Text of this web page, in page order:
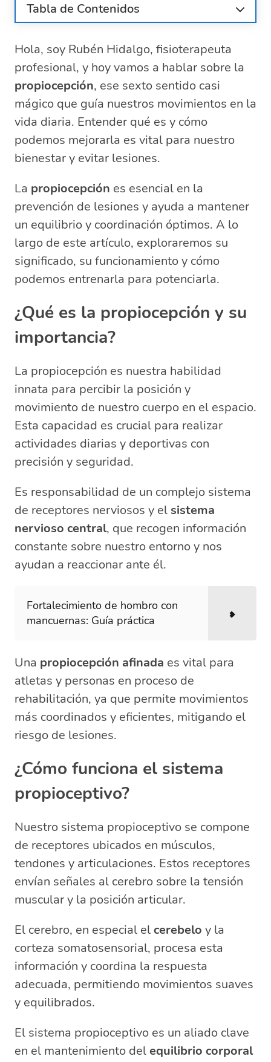
Tabla de Contenidos
importancia?
¿Cómo funciona el sistema propioceptivo?
Ejercicios para mejorar la propiocepción
¿Por qué es clave la propiocepción en la
fisioterapia?
Consecuencias de una propiocepción
deficiente
Herramientas y técnicas para el
Preguntas relacionadas sobre la
propiocepción y su impacto en la salud
¿Qué es propiocepción y ejemplos?
¿Cómo se trabaja la propiocepción?
¿Quién controla la propiocepción?
¿Qué parte del cerebro se encarga
de la propiocepción?
Hola, soy Rubén Hidalgo, fisioterapeuta
profesional, y hoy vamos a hablar sobre la
propiocepción, ese sexto sentido casi
mágico que guía nuestros movimientos en la
vida diaria. Entender qué es y cómo
podemos mejorarla es vital para nuestro
bienestar y evitar lesiones.
La propiocepción es esencial en la
prevención de lesiones y ayuda a mantener
un equilibrio y coordinación óptimos. A lo
largo de este artículo, exploraremos su
significado, su funcionamiento y cómo
podemos entrenarla para potenciarla.
¿Qué es la propiocepción y su
importancia?
La propiocepción es nuestra habilidad
innata para percibir la posición y
movimiento de nuestro cuerpo en el espacio.
Esta capacidad es crucial para realizar
actividades diarias y deportivas con
precisión y seguridad.
Es responsabilidad de un complejo sistema
de receptores nerviosos y el sistema
nervioso central, que recogen información
constante sobre nuestro entorno y nos
ayudan a reaccionar ante él.
Fortalecimiento de hombro con
mancuernas: Guía práctica
Una propiocepción afinada es vital para
atletas y personas en proceso de
rehabilitación, ya que permite movimientos
más coordinados y eficientes, mitigando el
riesgo de lesiones.
¿Cómo funciona el sistema
propioceptivo?
Nuestro sistema propioceptivo se compone
de receptores ubicados en músculos,
tendones y articulaciones. Estos receptores
envían señales al cerebro sobre la tensión
muscular y la posición articular.
El cerebro, en especial elcerebelo y la
corteza somatosensorial, procesa esta
información y coordina la respuesta
adecuada, permitiendo movimientos suaves
y equilibrados.
El sistema propioceptivo es un aliado clave
en el mantenimiento delequilibrio corporal